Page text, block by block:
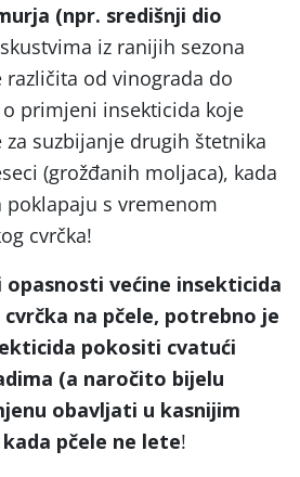
(npr. središnji dio
iz ranijih sezona
od vinograda do
primjeni insekticida koje
suzbijanje drugih štetnika
(grožđanih moljaca), kada
s vremenom
cvrčka!
većine insekticida
na pčele, potrebno je
pokositi cvatući
(a naročito bijelu
obavljati u kasnijim
pčele ne lete!